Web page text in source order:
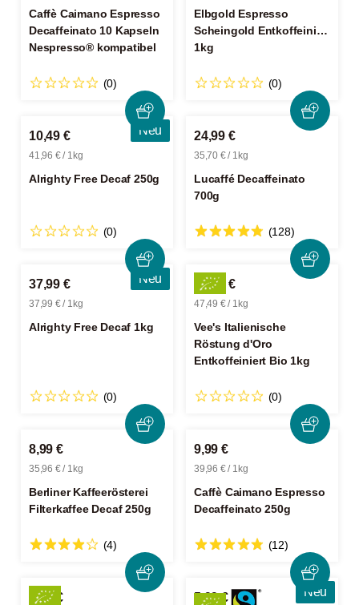
Caffè Caimano Espresso
Decaffeinato 10 Kapseln
Nespresso® kompatibel
(0)
Elbgold Espresso
Scheingold Entkoffeiniert
1kg
(0)
Neu
10,49 €
41,96 € / 1kg
Alrighty Free Decaf 250g
(0)
24,99 €
35,70 € / 1kg
Lucaffé Decaffeinato
700g
(128)
Neu
37,99 €
37,99 € / 1kg
Alrighty Free Decaf 1kg
(0)
47,49 €
47,49 € / 1kg
Vee's Italienische
Röstung d'Oro
Entkoffeiniert Bio 1kg
(0)
8,99 €
35,96 € / 1kg
Berliner Kaffeerösterei
Filterkaffee Decaf 250g
(4)
9,99 €
39,96 € / 1kg
Caffè Caimano Espresso
Decaffeinato 250g
(12)
9,99 € Neu
5,99 €